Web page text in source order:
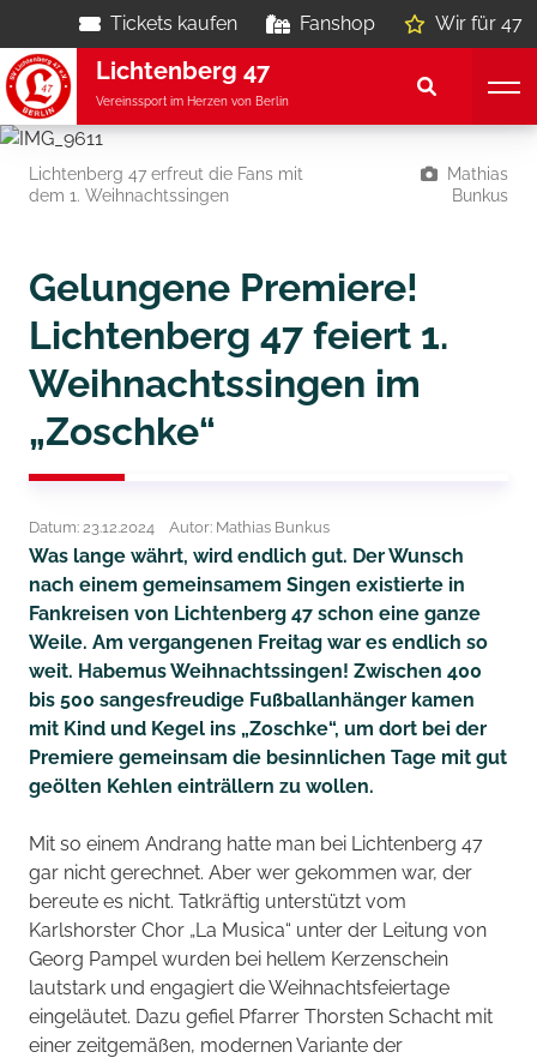
Tickets kaufen Fanshop Wir für 47
Lichtenberg 47
Vereinssport im Herzen von Berlin
Lichtenberg 47 erfreut die Fans mit
dem 1. Weihnachtssingen
Mathias
Bunkus
Gelungene Premiere!
Lichtenberg 47 feiert 1.
Weihnachtssingen im
„Zoschke“
Datum: 23.12.2024 Autor: Mathias Bunkus
Was lange währt, wird endlich gut. Der Wunsch
nach einem gemeinsamem Singen existierte in
Fankreisen von Lichtenberg 47 schon eine ganze
Weile. Am vergangenen Freitag war es endlich so
weit. Habemus Weihnachtssingen! Zwischen 400
bis 500 sangesfreudige Fußballanhänger kamen
mit Kind und Kegel ins „Zoschke“, um dort bei der
Premiere gemeinsam die besinnlichen Tage mit gut
geölten Kehlen einträllern zu wollen.
Mit so einem Andrang hatte man bei Lichtenberg 47
gar nicht gerechnet. Aber wer gekommen war, der
bereute es nicht. Tatkräftig unterstützt vom
Karlshorster Chor „La Musica“ unter der Leitung von
Georg Pampel wurden bei hellem Kerzenschein
lautstark und engagiert die Weihnachtsfeiertage
eingeläutet. Dazu gefiel Pfarrer Thorsten Schacht mit
einer zeitgemäßen, modernen Variante der